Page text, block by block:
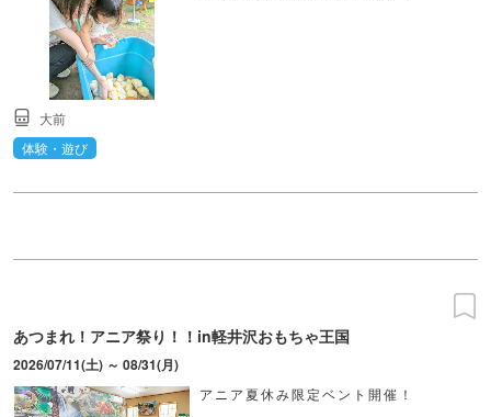
大前
体験・遊び
あつまれ！アニア祭り！！in軽井沢おもちゃ王国
2026/07/11(土) ～ 08/31(月)
アニア夏休み限定ベント開催！